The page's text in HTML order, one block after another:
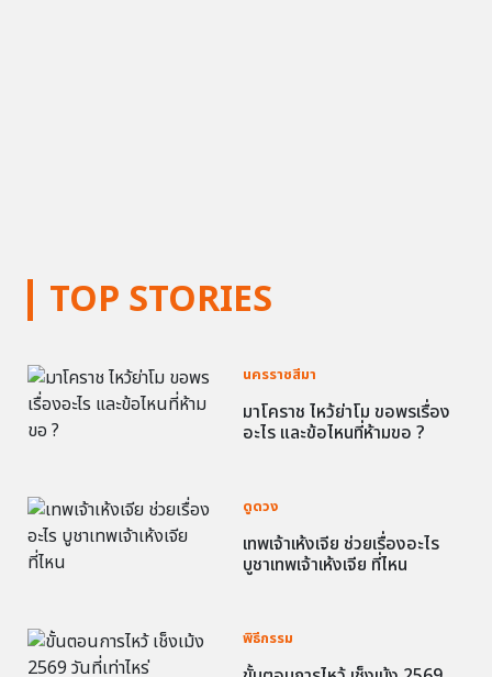
TOP STORIES
นครราชสีมา
มาโคราช ไหว้ย่าโม ขอพรเรื่อง
อะไร และข้อไหนที่ห้ามขอ ?
ดูดวง
เทพเจ้าเห้งเจีย ช่วยเรื่องอะไร
บูชาเทพเจ้าเห้งเจีย ที่ไหน
พิธีกรรม